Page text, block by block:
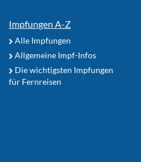
Impfungen A-Z
Alle Impfungen
Allgemeine Impf-Infos
Die wichtigsten Impfungen
für Fernreisen